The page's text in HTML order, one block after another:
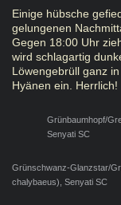
Einige hübsche
gelungenen
Gegen 18:00 Uhr
wird schlagartig
Löwengebrüll ganz
Hyänen ein. Herrlich!
Grünbaumhopf/
Senyati SC
Grünschwanz-Glanzstar/
chalybaeus), Senyati SC